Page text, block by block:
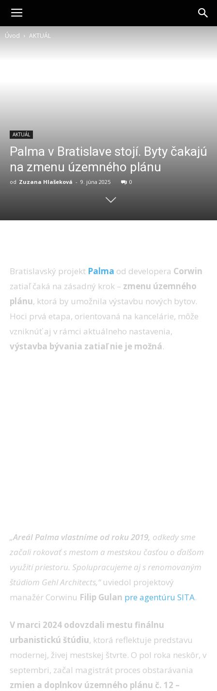
interlight.sk
Úvod AKTUÁL
AKTUÁL
Palma v Bratislave stojí. Byty čakajú
na zmenu územného plánu
od Zuzana Hlašeková - 9. júna 2025 0
Bratislavský projekt Palma od developera Corwin
zatiaľ čaká na zásadný krok – zmenu územného
plánu, ktorá by umožnila výstavbu nových bytov.
Hoci prvá etapa, orientovaná na kancelárie, môže
vzniknúť aj v rámci aktuálneho nastavenia,
výstavba bývania zatiaľ nie je možná.
„Areál Palma vlastníme od roku 2019, odkedy sme
začali rokovať s mestom a mestskou časťou o ďalšom
využití priestoru. Spolupracujeme aj s renomovaným
štúdiom Gehl Architects,“uviedol projektový
manažér Corwinu Filip Gulan pre agentúru SITA.
V marci 2024 odovzdali mestu finálnu
urbanistickú štúdiu, ktorá reflektuje predstavu
modernej, živej mestskej štvrte. O pol roka neskôr, v
septembri, začal magistrát proces obstarávania
zmien a doplnkov územného plánu č. 12 –